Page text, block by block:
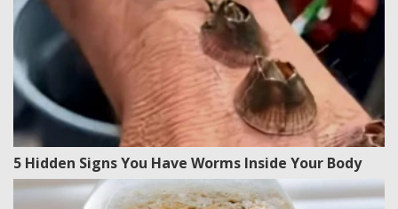
5 Hidden Signs You Have Worms Inside Your Body